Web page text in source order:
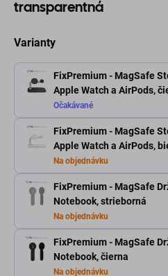
transparentná
Varianty
FixPremium - MagSafe
Apple Watch a AirPods,
Očakávané
FixPremium - MagSafe
Apple Watch a AirPods,
Na objednávku
FixPremium - MagSafe
Notebook, strieborná
Na objednávku
FixPremium - MagSafe
Notebook, čierna
Na objednávku